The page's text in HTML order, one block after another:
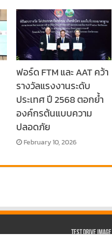
ฟอร์ด FTM และ AAT คว้า
รางวัลแรงงานระดับ
ประเทศ ปี 2568 ตอกย้ำ
องค์กรต้นแบบความ
ปลอดภัย
February 10, 2026
Test Drive Image